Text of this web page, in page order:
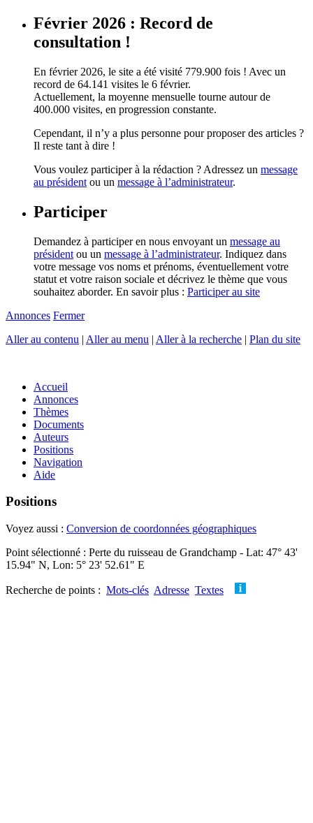
Février 2026 : Record de
consultation !
En février 2026, le site a été visité 779.900 fois ! Avec un
record de 64.141 visites le 6 février.
Actuellement, la moyenne mensuelle tourne autour de
400.000 visites, en progression constante.
Cependant, il n’y a plus personne pour proposer des articles ?
Il reste tant à dire !
Vous voulez participer à la rédaction ? Adressez un message
au président ou un message à l’administrateur.
Participer
Demandez à participer en nous envoyant un message au
président ou un message à l’administrateur. Indiquez dans
votre message vos noms et prénoms, éventuellement votre
statut et votre raison sociale et décrivez le thème que vous
souhaitez aborder. En savoir plus : Participer au site
Annonces Fermer
Aller au contenu | Aller au menu | Aller à la recherche | Plan du site
Accueil
Annonces
Thèmes
Documents
Auteurs
Positions
Navigation
Aide
Positions
Voyez aussi : Conversion de coordonnées géographiques
Point sélectionné : Perte du ruisseau de Grandchamp - Lat: 47° 43'
15.94" N, Lon: 5° 23' 52.61" E
Recherche de points : Mots-clés Adresse Textes